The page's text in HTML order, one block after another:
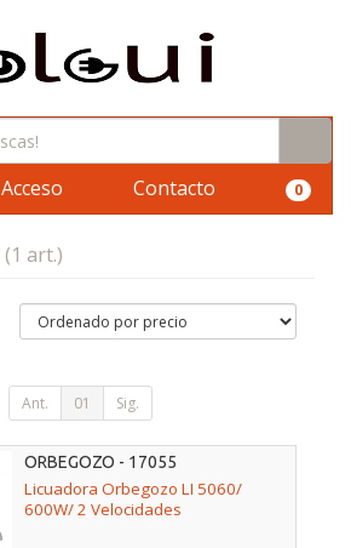
Acceso Contacto 0
(1 art.)
Ant. 01 Sig.
ORBEGOZO - 17055
Licuadora Orbegozo LI 5060/
600W/ 2 Velocidades